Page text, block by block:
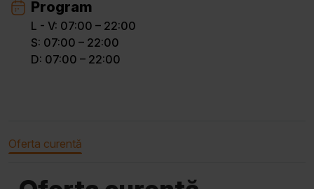
Program
L - V: 07:00 – 22:00
S: 07:00 – 22:00
D: 07:00 – 22:00
Oferta curentă